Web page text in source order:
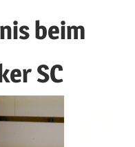
beim
SC